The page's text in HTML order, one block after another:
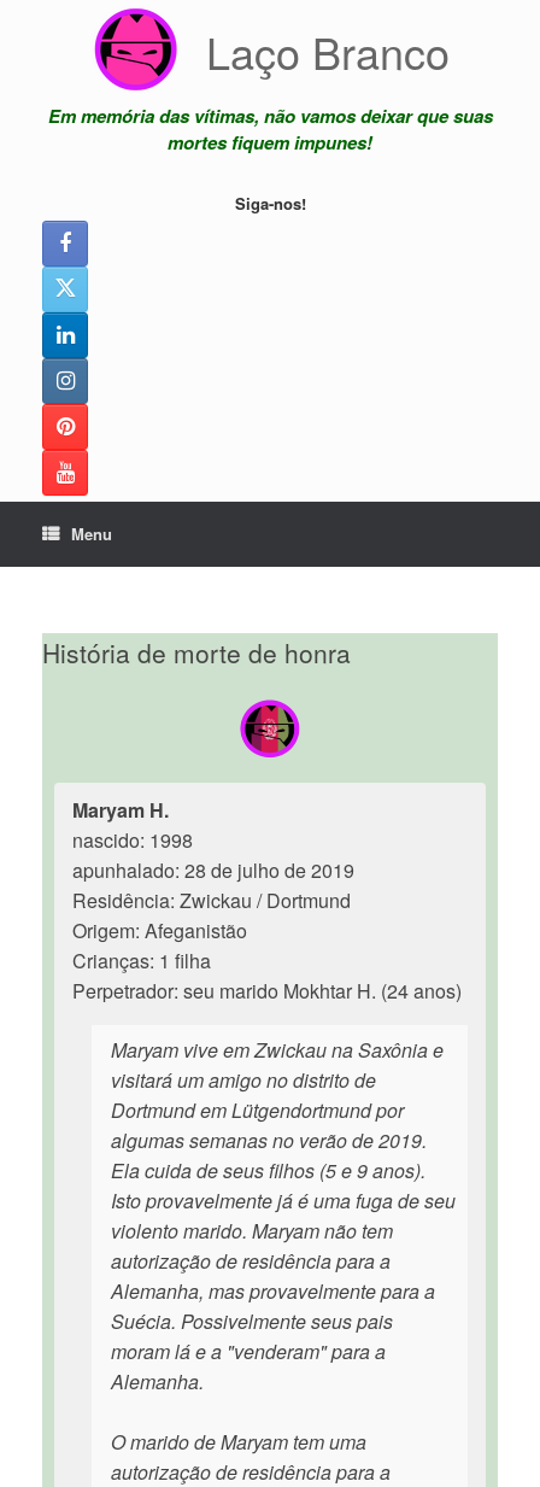
Laço Branco
Em memória das vítimas, não vamos deixar que suas
mortes fiquem impunes!
Siga-nos!
Menu
História de morte de honra
Maryam H.
nascido: 1998
apunhalado: 28 de julho de 2019
Residência: Zwickau / Dortmund
Origem: Afeganistão
Crianças: 1 filha
Perpetrador: seu marido Mokhtar H. (24 anos)
Maryam vive em Zwickau na Saxônia e
visitará um amigo no distrito de
Dortmund em Lütgendortmund por
algumas semanas no verão de 2019.
Ela cuida de seus filhos (5 e 9 anos).
Isto provavelmente já é uma fuga de seu
violento marido. Maryam não tem
autorização de residência para a
Alemanha, mas provavelmente para a
Suécia. Possivelmente seus pais
moram lá e a "venderam" para a
Alemanha.
O marido de Maryam tem uma
autorização de residência para a